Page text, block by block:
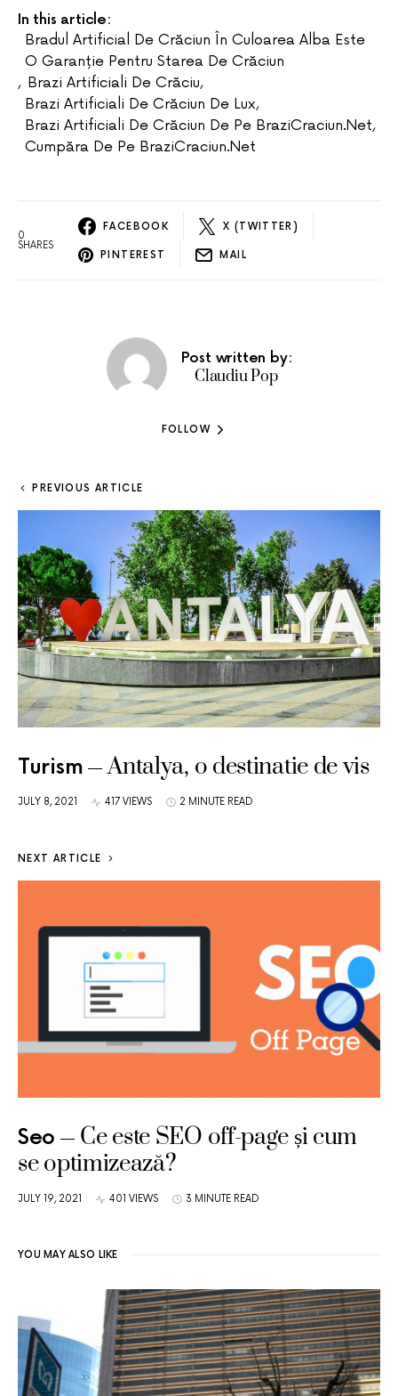
In this article:
Bradul Artificial De Crăciun În Culoarea Alba Este
O Garanție Pentru Starea De Crăciun
, Brazi Artificiali De Crăciu,
Brazi Artificiali De Crăciun De Lux,
Brazi Artificiali De Crăciun De Pe BraziCraciun.net,
Cumpăra De Pe BraziCraciun.net
0
SHARES
FACEBOOK X (TWITTER)
PINTEREST MAIL
Post written by:
Claudiu Pop
FOLLOW
PREVIOUS ARTICLE
Turism Antalya, o destinatie de vis
JULY 8, 2021 417 VIEWS 2 MINUTE READ
NEXT ARTICLE
Seo
Ce este SEO off-page și cum
se optimizează?
JULY 19, 2021 401 VIEWS 3 MINUTE READ
YOU MAY ALSO LIKE